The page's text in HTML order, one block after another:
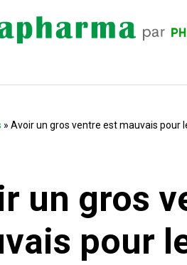
» Avoir un gros ventre est mauvais pour
un gros
pour